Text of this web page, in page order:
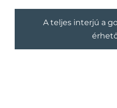
A teljes interjú a